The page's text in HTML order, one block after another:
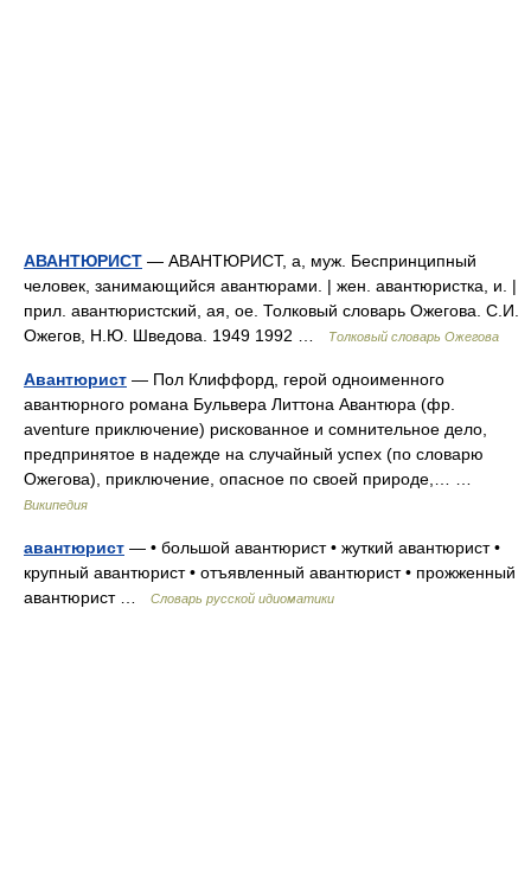
АВАНТЮРИСТ — АВАНТЮРИСТ, а, муж. Беспринципный
человек, занимающийся авантюрами. | жен. авантюристка, и. |
прил. авантюристский, ая, ое. Толковый словарь Ожегова. С.И.
Ожегов, Н.Ю. Шведова. 1949 1992 …
Толковый словарь Ожегова
Авантюрист — Пол Клиффорд, герой одноименного
авантюрного романа Бульвера Литтона Авантюра (фр.
aventure приключение) рискованное и сомнительное дело,
предпринятое в надежде на случайный успех (по словарю
Ожегова), приключение, опасное по своей природе,… …
Википедия
авантюрист — • большой авантюрист • жуткий авантюрист •
крупный авантюрист • отъявленный авантюрист • прожженный
авантюрист …
Словарь русской идиоматики